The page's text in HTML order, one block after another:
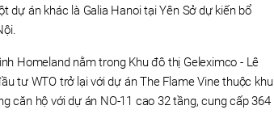
dự án khác là Galia Hanoi tại Yên Sở dự kiến bổ
Homeland nằm trong Khu đô thị Geleximco - Lê
tư WTO trở lại với dự án The Flame Vine thuộc khu
căn hộ với dự án NO-11 cao 32 tầng, cung cấp 364